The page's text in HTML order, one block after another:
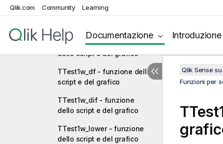
Qlik.com Community Learning
Documentazione Introduzione
TTest1_upper - funzione
TTest1w_conf - funzione
dello script e del grafico
TTest1w_df - funzione dello
script e del grafico
TTest1w_dif - funzione
dello script e del grafico
TTest1w_lower - funzione
dello script e del grafico
Qlik Sense
Funzioni per